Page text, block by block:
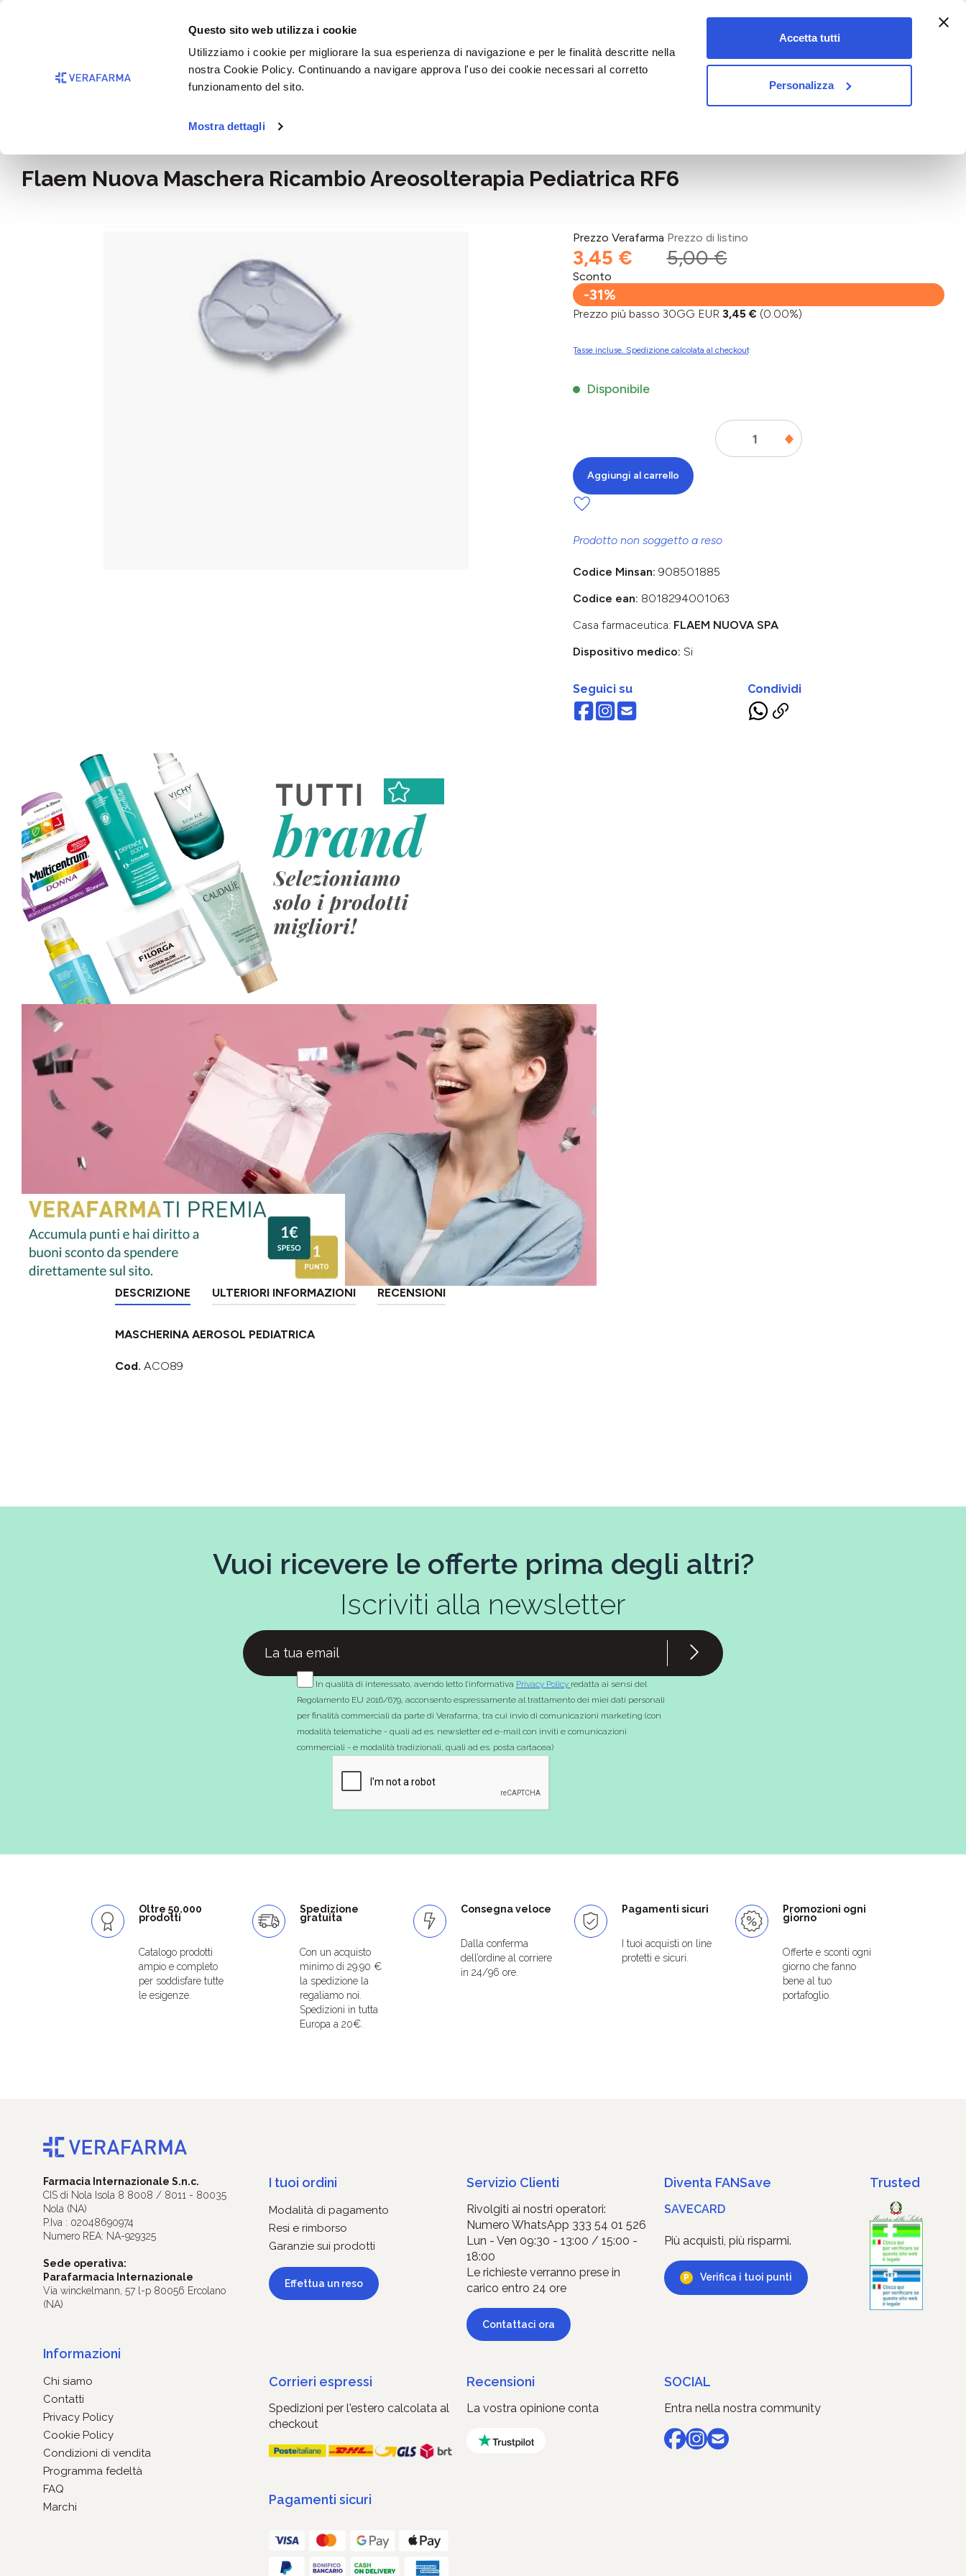
Questo sito web utilizza i cookie
Utilizziamo i cookie per migliorare la sua esperienza di navigazione e per le finalità descritte nella
nostra Cookie Policy. Continuando a navigare approva l'uso dei cookie necessari al corretto
funzionamento del sito.
Mostra dettagli
Accetta tutti
Personalizza
Passa alla navigazione principale
vet&pet
Flaem Nuova Maschera Ricambio Areosolterapia Pediatrica RF6
Prezzo Verafarma
3,45 €
Prezzo di listino
5,00 €
Sconto
-31%
Prezzo più basso 30GG EUR 3,45 € (0.00%)
Tasse incluse. Spedizione calcolata al checkout
Disponibile
Aggiungi al carrello
Prodotto non soggetto a reso
Codice Minsan: 908501885
Codice ean: 8018294001063
Casa farmaceutica: FLAEM NUOVA SPA
Dispositivo medico: Si
Seguici su Condividi
DESCRIZIONE ULTERIORI INFORMAZIONI RECENSIONI
MASCHERINA AEROSOL PEDIATRICA
Cod. ACO89
Vuoi ricevere le offerte prima degli altri?
Iscriviti alla newsletter
In qualità di interessato, avendo letto l’informativa Privacy Policy redatta ai sensi del
Regolamento EU 2016/679, acconsento espressamente al trattamento dei miei dati personali
per finalità commerciali da parte di Verafarma, tra cui invio di comunicazioni marketing (con
modalità telematiche - quali ad es. newsletter ed e-mail con inviti e comunicazioni
commerciali - e modalità tradizionali, quali ad es. posta cartacea)
Oltre 50.000
prodotti
Catalogo prodotti
ampio e completo
per soddisfare tutte
le esigenze.
Spedizione
gratuita
Con un acquisto
minimo di 29.90 €
la spedizione la
regaliamo noi.
Spedizioni in tutta
Europa a 20€.
Consegna veloce
Dalla conferma
dell’ordine al corriere
in 24/96 ore.
Pagamenti sicuri
I tuoi acquisti on line
protetti e sicuri.
Promozioni ogni
giorno
Offerte e sconti ogni
giorno che fanno
bene al tuo
portafoglio.
Farmacia Internazionale S.n.c.
CIS di Nola Isola 8 8008 / 8011 - 80035
Nola (NA)
P.Iva : 02048690974
Numero REA: NA-929325
Sede operativa:
Parafarmacia Internazionale
Via winckelmann, 57 l-p 80056 Ercolano
(NA)
Informazioni
Chi siamo
Contatti
Privacy Policy
Cookie Policy
Condizioni di vendita
Programma fedeltà
FAQ
Marchi
I tuoi ordini
Modalità di pagamento
Resi e rimborso
Garanzie sui prodotti
Effettua un reso
Servizio Clienti
Rivolgiti ai nostri operatori:
Numero WhatsApp 333 54 01 526
Lun - Ven 09:30 - 13:00 / 15:00 -
18:00
Le richieste verranno prese in
carico entro 24 ore
Contattaci ora
Diventa FANSave
SAVECARD
Più acquisti, più risparmi.
Verifica i tuoi punti
Corrieri espressi
Spedizioni per l'estero calcolata al
checkout
Recensioni
La vostra opinione conta
SOCIAL
Entra nella nostra community
Pagamenti sicuri
Trusted